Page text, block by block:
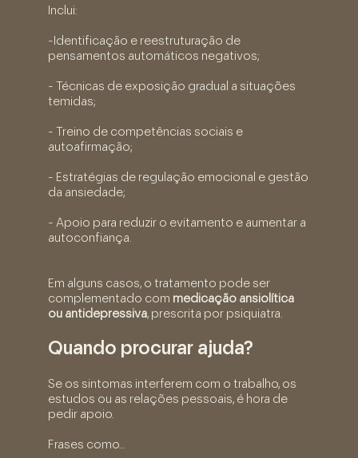
Inclui:
-Identificação e reestruturação de
pensamentos automáticos negativos;
- Técnicas de exposição gradual a situações
temidas;
- Treino de competências sociais e
autoafirmação;
- Estratégias de regulação emocional e gestão
da ansiedade;
- Apoio para reduzir o evitamento e aumentar a
autoconfiança.
Em alguns casos, o tratamento pode ser
complementado com medicação ansiolítica
ou antidepressiva, prescrita por psiquiatra.
Quando procurar ajuda?
Se os sintomas interferem com o trabalho, os
estudos ou as relações pessoais, é hora de
pedir apoio.
Frases como…